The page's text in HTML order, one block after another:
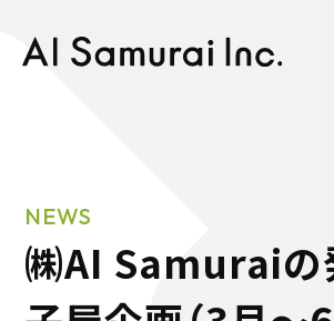
㈱AI Samuraiの
NEWS